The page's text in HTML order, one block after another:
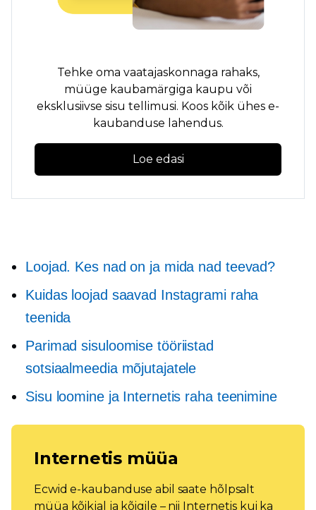
Tehke oma vaatajaskonnaga rahaks,
müüge kaubamärgiga kaupu või
eksklusiivse sisu tellimusi. Koos kõik ühes e-
kaubanduse lahendus.
Loe edasi
Loojad. Kes nad on ja mida nad teevad?
Kuidas loojad saavad Instagrami raha
teenida
Parimad sisuloomise tööriistad
sotsiaalmeedia mõjutajatele
Sisu loomine ja Internetis raha teenimine
Internetis müüa
Ecwid e-kaubanduse abil saate hõlpsalt
müüa kõikjal ja kõigile – nii Internetis kui ka